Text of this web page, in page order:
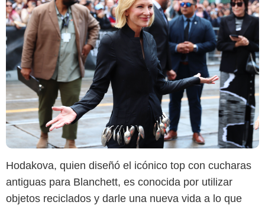
Hodakova, quien diseñó el icónico top con cucharas
antiguas para Blanchett, es conocida por utilizar
objetos reciclados y darle una nueva vida a lo que
Vogue